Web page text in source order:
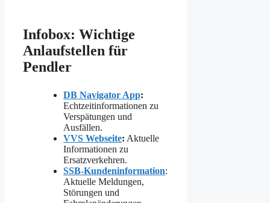
Infobox: Wichtige
Anlaufstellen für
Pendler
DB Navigator App:
Echtzeitinformationen zu
Verspätungen und
Ausfällen.
VVS Webseite: Aktuelle
Informationen zu
Ersatzverkehren.
SSB-Kundeninformation:
Aktuelle Meldungen,
Störungen und